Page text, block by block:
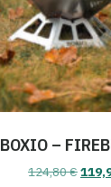
BOXIO –
124,80€